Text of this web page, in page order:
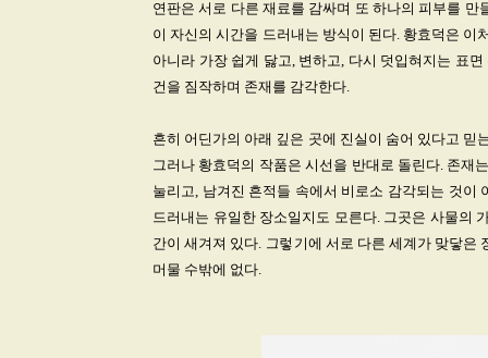
연판은 서로 다른 재료를 감싸며 또 하나의 피부를
이 자신의 시간을 드러내는 방식이 된다. 황효덕은 이
아니라 가장 쉽게 닳고, 변하고, 다시 덧입혀지는 표
건을 짐작하며 존재를 감각한다.
흔히 어딘가의 아래 깊은 곳에 진실이 숨어 있다고 믿
그러나 황효덕의 작품은 시선을 반대로 돌린다. 존재
눌리고, 남겨진 흔적들 속에서 비로소 감각되는 것이
드러내는 유일한 장소일지도 모른다. 그곳은 사물의
간이 새겨져 있다. 그렇기에 서로 다른 세계가 맞닿은
머물 수밖에 없다.